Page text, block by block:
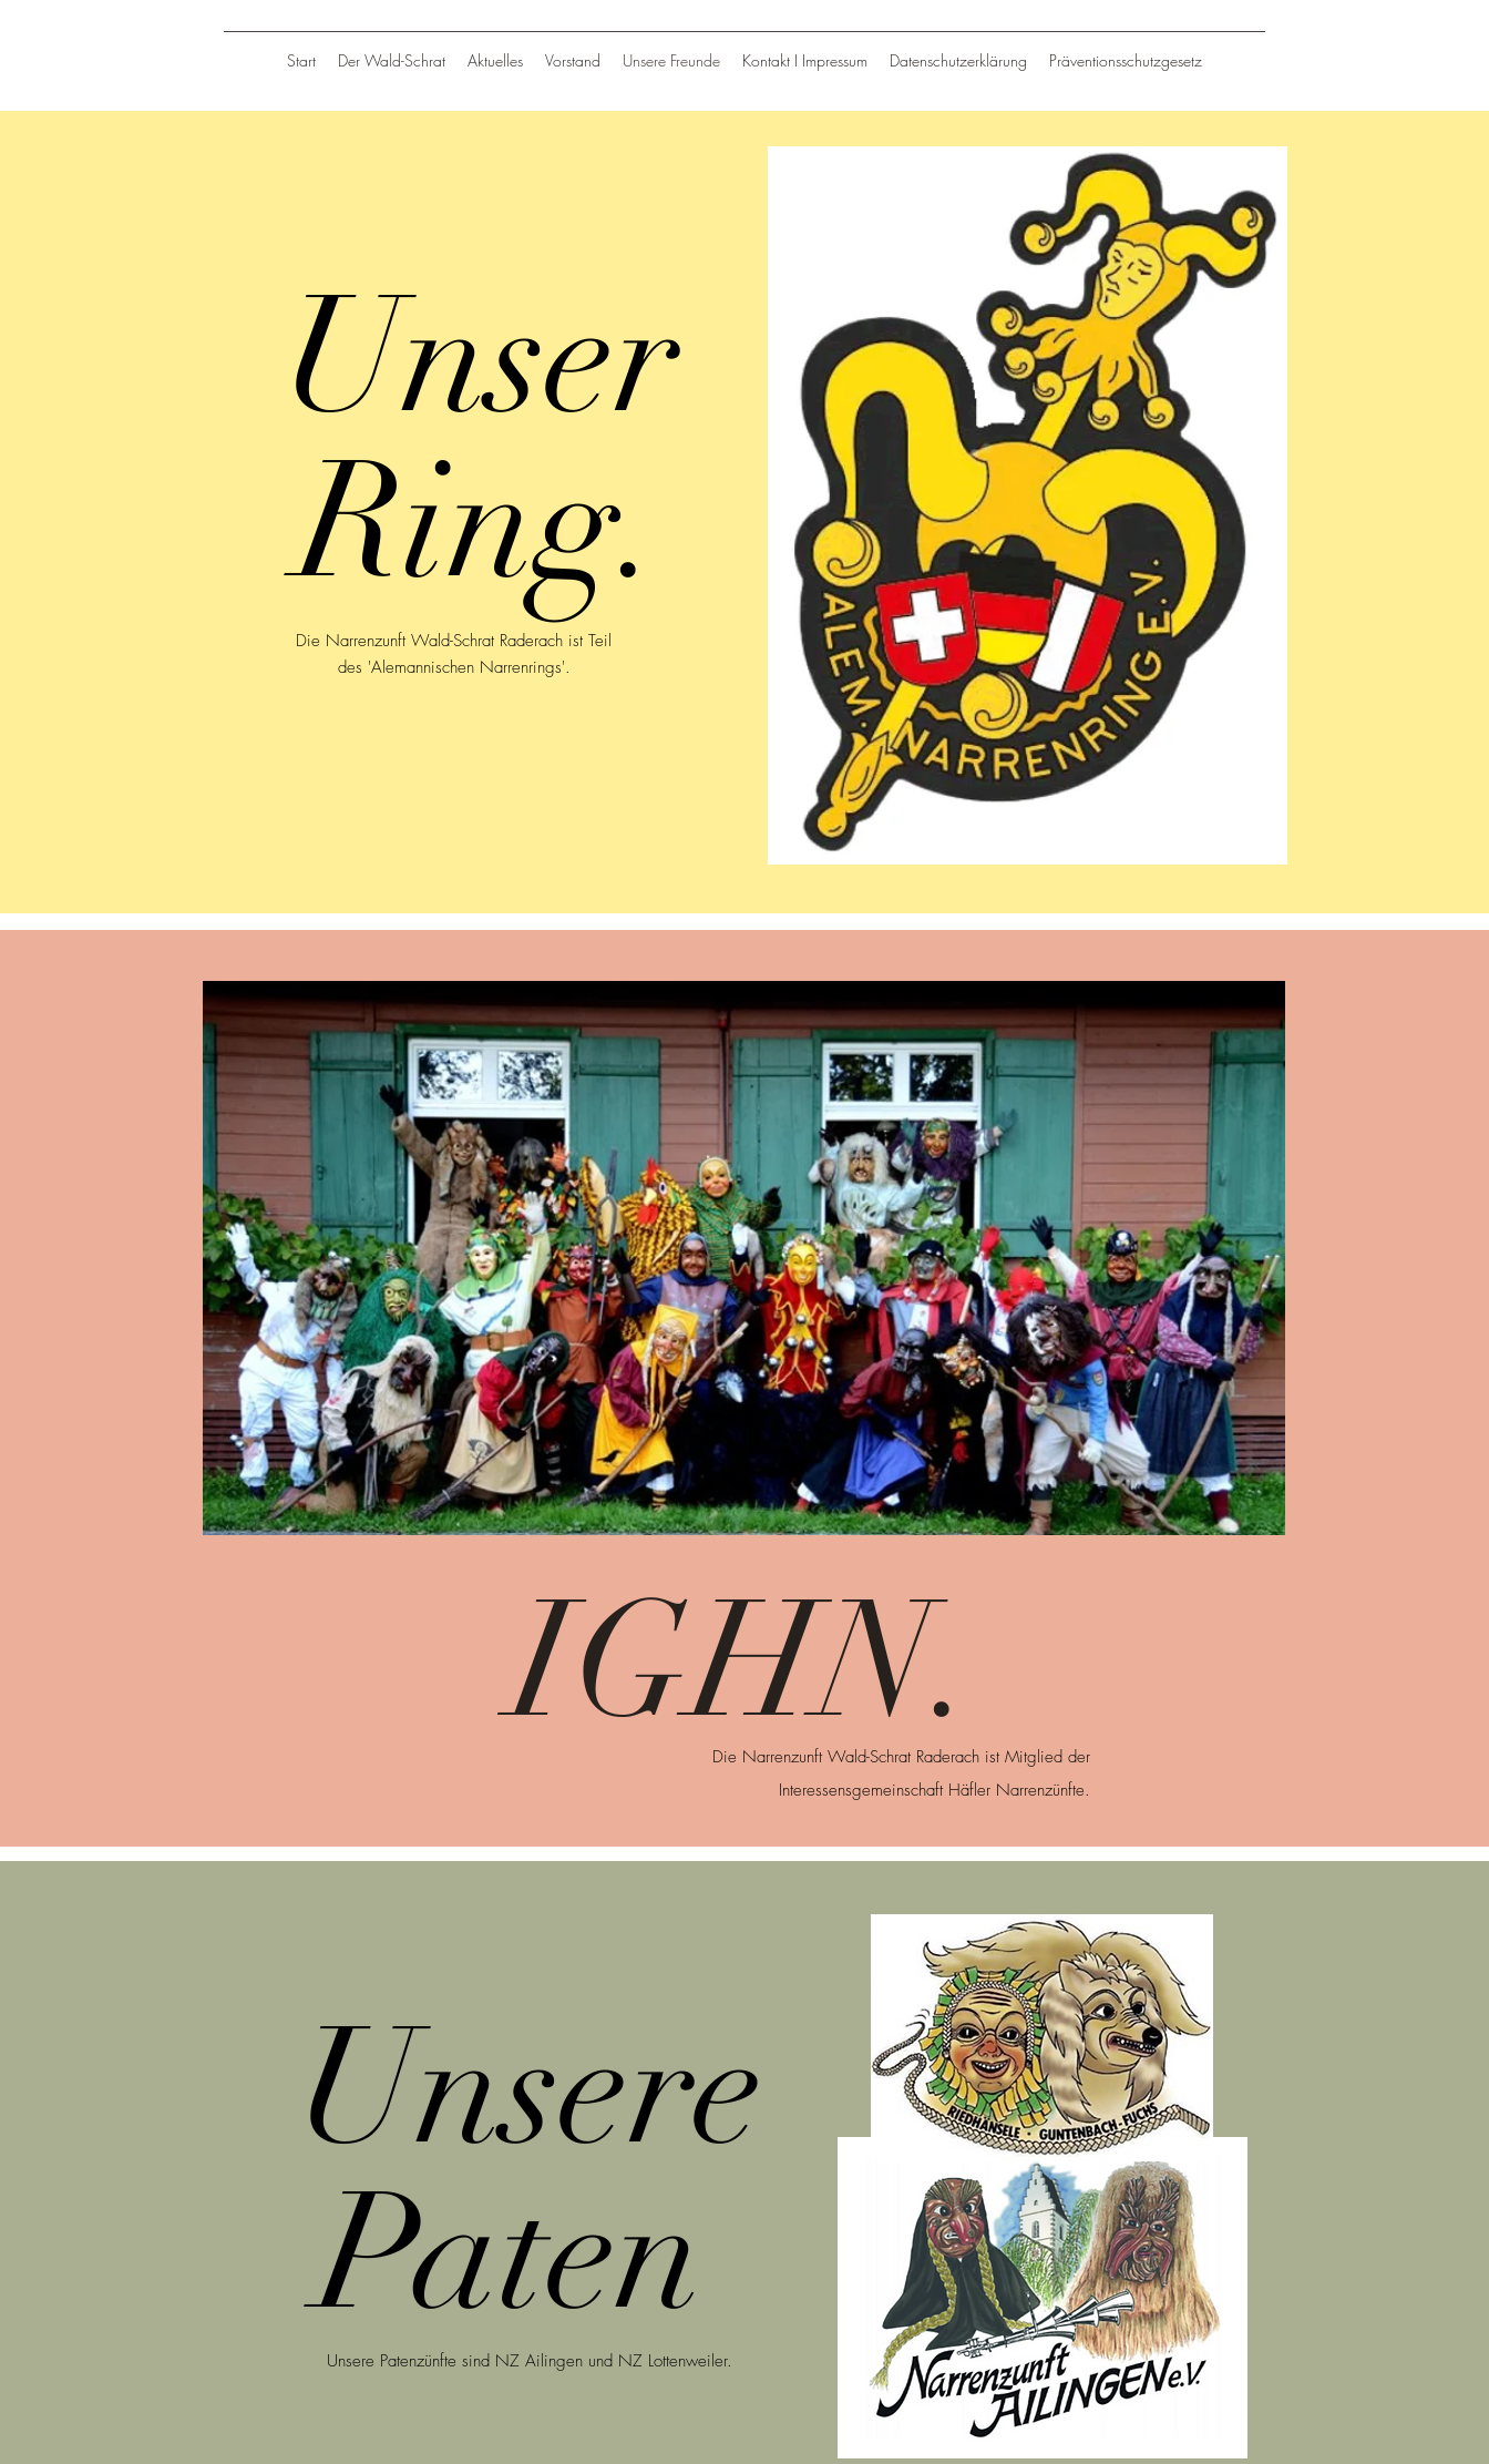
Start Der Wald-Schrat Aktuelles Vorstand Unsere Freunde Kontakt I Impressum Datenschutzerklärung Präventionsschutzgesetz
Unser
Ring.
Die Narrenzunft Wald-Schrat Raderach ist Teil
des 'Alemannischen Narrenrings'.
IGHN.
Die Narrenzunft Wald-Schrat Raderach ist Mitglied der
Interessensgemeinschaft Häfler Narrenzünfte.
Unsere
Paten
Unsere Patenzünfte sind NZ Ailingen und NZ Lottenweiler.